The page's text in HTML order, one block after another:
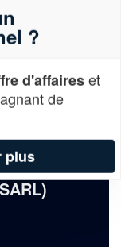
(SAS)
?
d'affaireset
de
plus